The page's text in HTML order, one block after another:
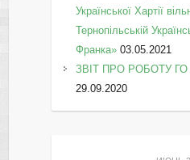
Української Хартії
Тернопільській
Франка» 03.05.2021
ЗВІТ ПРО РОБОТУ ГО
29.09.2020